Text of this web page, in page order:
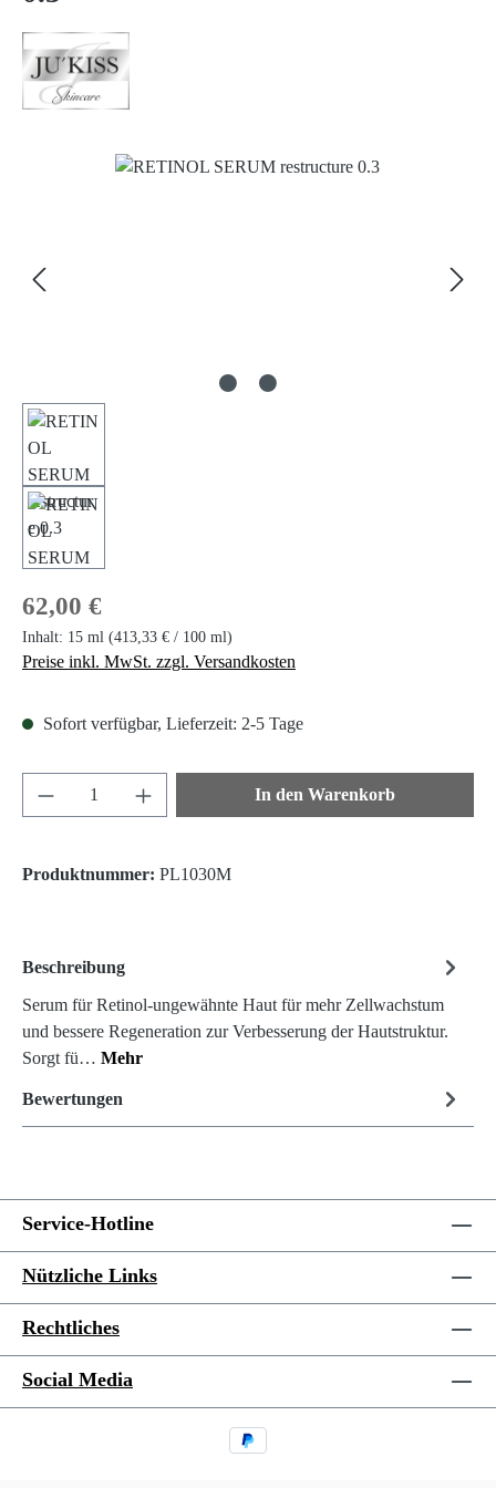
Bildergalerie überspringen
Regulärer Preis:
62,00 €
Inhalt: 15 ml (413,33 € / 100 ml)
Preise inkl. MwSt. zzgl. Versandkosten
Sofort verfügbar, Lieferzeit: 2-5 Tage
Produkt Anzahl: Gib den gewünschten Wert
In den Warenkorb
Produktnummer: PL1030M
Beschreibung
Serum für Retinol-ungewähnte Haut für mehr Zellwachstum
und bessere Regeneration zur Verbesserung der Hautstruktur.
Sorgt fü… Mehr
Bewertungen
Service-Hotline
Nützliche Links
Rechtliches
Social Media